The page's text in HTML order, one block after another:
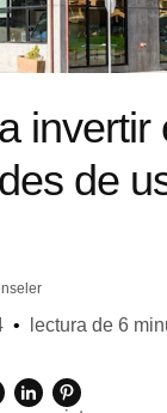
invertir
de
• lectura de 6